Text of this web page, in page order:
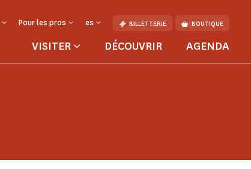
Pour les pros es BILLETTERIE BOUTIQUE
VISITER DÉCOUVRIR AGENDA